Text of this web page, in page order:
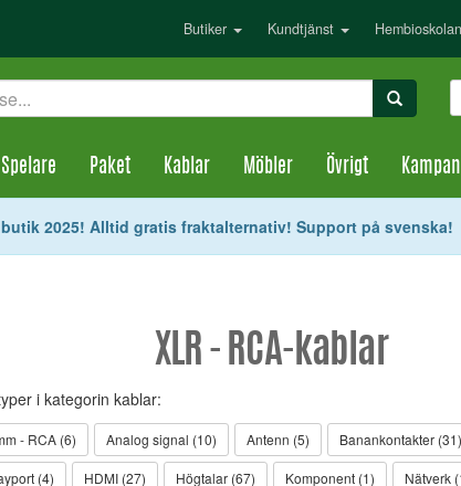
Butiker Kundtjänst Hembioskolan
Spelare Paket Kablar Möbler Övrigt
2025! Alltid gratis fraktalternativ! Support på svenska!
XLR - RCA-kablar
i kategorin kablar:
- RCA (6) Analog signal (10) Antenn (5) Banankontakter (31)
(4) HDMI (27) Högtalar (67) Komponent (1) Nätverk